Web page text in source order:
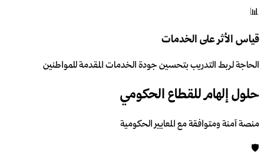
📊
قياس الأثر على الخدمات
الحاجة لربط التدريب بتحسين جودة الخدمات المقدمة للمواطنين
حلول إلهام للقطاع الحكومي
منصة آمنة ومتوافقة مع المعايير الحكومية
🛡️